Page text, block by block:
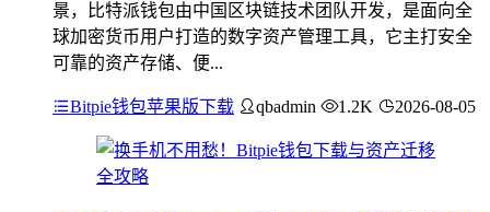
景，比特派钱包由中国区块链技术团队开发，是面向全
球加密货币用户打造的数字资产管理工具，它主打安全
可靠的资产存储、便...
Bitpie钱包苹果版下载 qbadmin 1.2K 2026-08-05